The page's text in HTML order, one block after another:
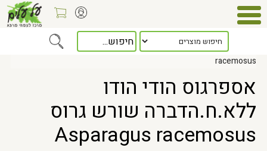
> אספרגוס הודי הודו ללא.ח.הדברה שורש גרוס Asparagus
racemosus
אספרגוס הודי הודו
ללא.ח.הדברה שורש גרוס
Asparagus racemosus